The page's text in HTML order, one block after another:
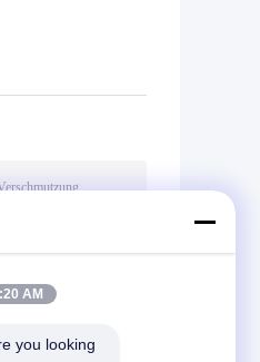
(0/ 3000)
AM
you looking